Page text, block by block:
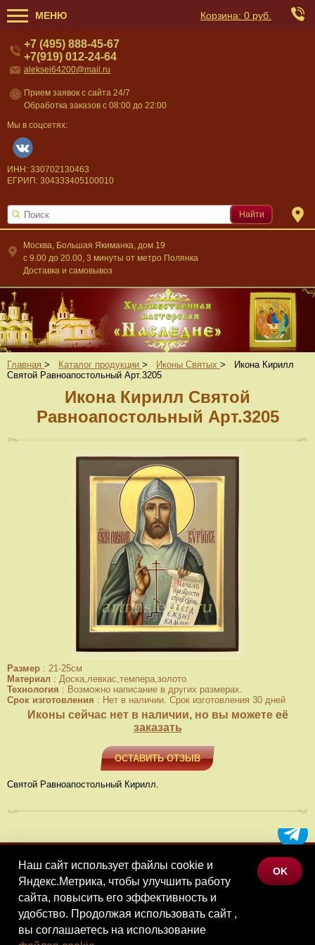
МЕНЮ Корзина: 0 руб.
Москва, Большая Якиманка, дом 19
c 9.00 до 20.00, 3 минуты от метро Полянка
Доставка и самовывоз
+7 (495) 888-45-67
+7(919) 012-24-64
aleksei64200@mail.ru
Прием заявок с сайта 24/7
Обработка заказов с 08:00 до 22:00
Мы в соцсетях:
ИНН: 330702130463
ЕГРИП: 304333405100010
Найти
Главная > Каталог продукции > Иконы Святых >
Икона Кирилл
Святой Равноапостольный Арт.3205
Икона Кирилл Святой
Равноапостольный Арт.3205
Размер : 21-25см
Материал : Доска,левкас,темпера,золото
Технология : Возможно написание в других размерах.
Срок изготовления : Нет в наличии. Срок изготовления 30 дней
Иконы сейчас нет в наличии, но вы можете её
заказать
ОСТАВИТЬ ОТЗЫВ
Святой Равноапостольный Кирилл.
МЕНЮ
КАТАЛОГ ТОВАРОВ
КОНТАКТЫ
Наш сайт использует файлы cookie и
Яндекс.Метрика, чтобы улучшить работу
сайта, повысить его эффективность и
удобство. Продолжая использовать сайт ,
вы соглашаетесь на использование
OK